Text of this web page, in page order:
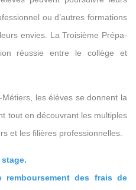
ou d’autres formations
envies. La Troisième Prépa-
réussie entre le collège et
les élèves se donnent la
tout en découvrant les multiples
et les filières professionnelles.
remboursement des frais de